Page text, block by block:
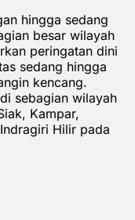
hingga sedang
besar wilayah
peringatan dini
sedang hingga
kencang.
sebagian wilayah
Kampar,
Hilir pada